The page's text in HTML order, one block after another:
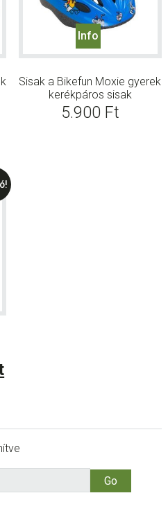
Info
Sisak a Bikefun Moxie gyerek
kerékpáros sisak
5.900 Ft
Current
12.900 Ft.